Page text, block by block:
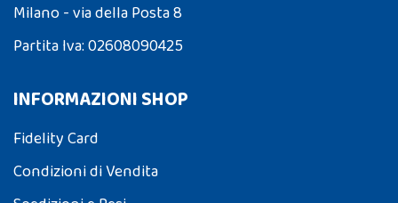
Milano - via della Posta 8
Partita Iva: 02608090425
INFORMAZIONI SHOP
Fidelity Card
Condizioni di Vendita